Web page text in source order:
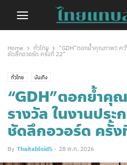
Home ทั่วไทย
“GDH”ตอกย้ำคุณภาพ!! คว้
ชัดลึกอวอร์ด ครั้งที่ 22”
ทั่วไทย บันเทิง
“GDH”ตอกย้ำคุ
รางวัล ในงานประ
ชัดลึกอวอร์ด ครั้ง
By Thaitabloid5 - 28 พ.ค. 2026